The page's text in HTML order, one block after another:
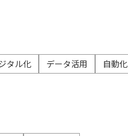
タル化 データ活用 自動化